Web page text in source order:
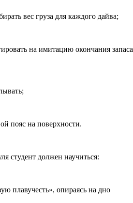
вес груза для каждого дайва;
на имитацию окончания запаса
пояс на поверхности.
студент должен научиться:
плавучесть», опираясь на дно